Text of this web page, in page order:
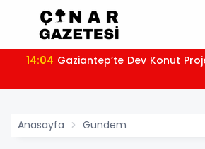
14:04 Gaziantep’te Dev Konut
Anasayfa Gündem